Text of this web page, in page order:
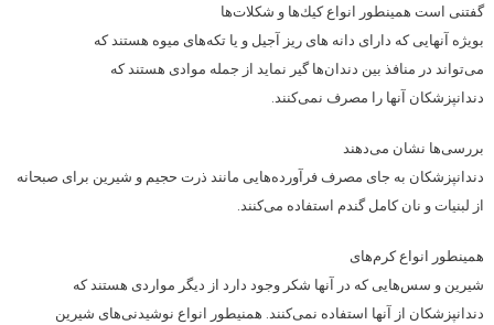
گفتنی است همینطور انواع كیك‌ها و شكلات‌ها
بویژه آنهایی كه دارای دانه های ریز آجیل و یا تكه‌های میوه هستند كه
می‌تواند در منافذ بین دندان‌ها گیر نماید از جمله موادی هستند كه
دندانپزشكان آنها را مصرف نمی‌كنند.
بررسی‌ها نشان می‌دهند
دندانپزشكان به جای مصرف فرآورده‌هایی مانند ذرت حجیم و شیرین برای صبحانه
از لبنیات و نان كامل گندم استفاده می‌كنند.
همینطور انواع كرم‌های
شیرین و سس‌هایی كه در آنها شكر وجود دارد از دیگر مواردی هستند كه
دندانپزشكان از آنها استفاده نمی‌كنند. همنیطور انواع نوشیدنی‌های شیرین